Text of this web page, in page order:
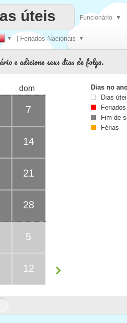
▼ | Feriados Nacionais ▼
úteis Funcionário ▼
e adicione seus dias de folga.
dom
7
14
21
28
5
12
Dias no
Dias
Feriados
Fim de
Férias